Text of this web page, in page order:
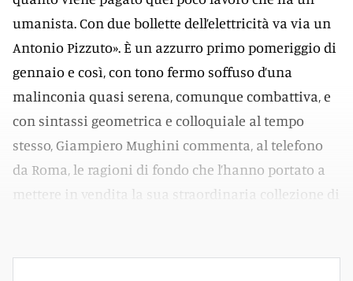
umanista. Con due bollette dell’elettricità va via un
Antonio Pizzuto». È un azzurro primo pomeriggio di
gennaio e così, con tono fermo soffuso d’una
malinconia quasi serena, comunque combattiva, e
con sintassi geometrica e colloquiale al tempo
stesso, Giampiero Mughini commenta, al telefono
da Roma, le ragioni di fondo che l’hanno portato a
mettere in vendita la sua straordinaria collezione di